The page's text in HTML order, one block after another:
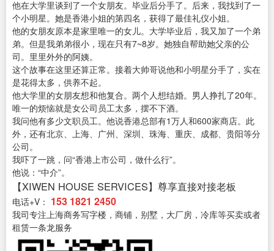
他在大学里谈到了一个女朋友。毕业后分手了。后来，我找到了一
个小明星。她是香港小姐的第四名，获得了最佳礼仪小姐。
他的女朋友原本是家里唯一的女儿。大学毕业后，我又加了一个弟
弟。但是我弟弟很小，现在只有7~8岁。她独自帮助她父亲的公
司。里里外外的阿姨。
这个故事在这里还算正常。接着大帅哥说他和小明星分手了，实在
是花得太多，供养不起。
他大学里的女朋友想和他复合。两个人想结婚。男人挣扎了20年。
唯一的烦恼就是女公司员工太多，摆不下酒。
我问他有多少文职员工。他说香港总部有1万人和600家商店。此
外，还有北京、上海、广州、深圳、珠海、重庆、成都、贵阳等分
公司。
我吓了一跳，问“香港上市公司，做什么行”。
他说：“中介”。
【XIWEN HOUSE SERVICES】尊享直接对接老板
电话+V： 153 1821 2450
我司专注上海商务写字楼，商铺，别墅，大厂房，冷库等买卖或者
租赁一条龙服务